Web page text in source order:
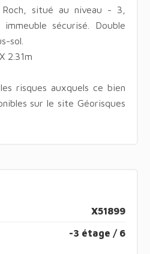
situé au niveau - 3,
sécurisé. Double
sol.
2.31m
risques auxquels ce bien
sur le site Géorisques
X51899
-3 étage / 6